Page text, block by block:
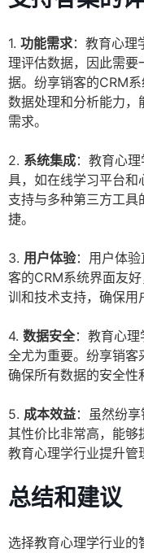
1. 功能需求：教育心理
理评估数据，因此需要
据。纷享销客的CRM
数据处理和分析能力，
需求。
2. 系统集成：教育心
具，如在线学习平台和
支持与多种第三方工
捷。
3. 用户体验：用户体
客的CRM系统界面友
训和技术支持，确保用
4. 数据安全：教育心理
全尤为重要。纷享销客
确保所有数据的安全性
5. 成本效益：虽然纷
其性价比非常高，能够
教育心理学行业提升管
总结和建议
选择教育心理学行业